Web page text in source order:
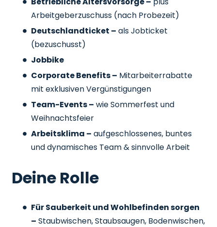
Arbeitgeberzuschuss (nach Probezeit)
Deutschlandticket – als Jobticket
(bezuschusst)
Jobbike
Corporate Benefits – Mitarbeiterrabatte
mit exklusiven Vergünstigungen
Team-Events – wie Sommerfest und
Weihnachtsfeier
Arbeitsklima – aufgeschlossenes, buntes
und dynamisches Team & sinnvolle Arbeit
Deine Rolle
Für Sauberkeit und Wohlbefinden sorgen
– Staubwischen, Staubsaugen, Bodenwischen,